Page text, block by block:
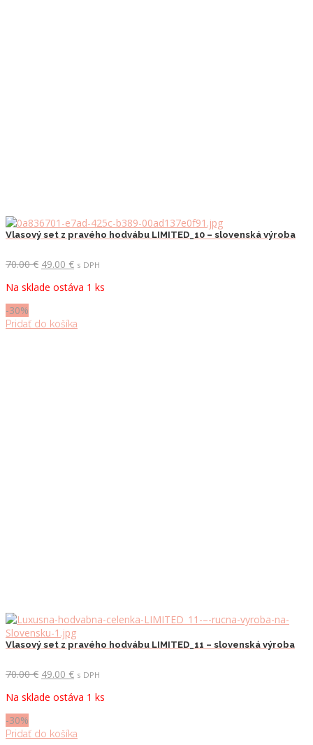
Vlasový set z pravého hodvábu LIMITED_10 – slovenská výroba
70.00€ Pôvodná
bola:
49.00 €Aktuálna
je:
s DPH
Na sklade ostáva 1 ks
-30%
Pridať do košíka
Vlasový set z pravého hodvábu LIMITED_11 – slovenská výroba
70.00€ Pôvodná
bola:
49.00 €Aktuálna
je:
s DPH
Na sklade ostáva 1 ks
-30%
Pridať do košíka